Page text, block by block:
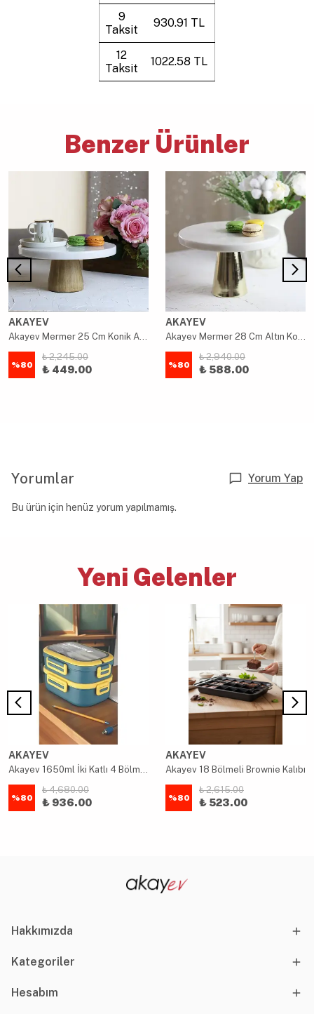
9
Taksit
930.91 TL
12
Taksit
1022.58 TL
Benzer Ürünler
AKAYEV
Akayev Mermer 25 Cm Konik Ahşap Ayaklı Beyaz Kalın Yuvarlak Sunum Tabağı
%80
₺ 2,245.00
₺ 449.00
AKAYEV
Akayev Mermer 28 Cm Altın Konik Ayak Beyaz Kalın Sunum Tabağı
%80
₺ 2,940.00
₺ 588.00
Yorumlar Yorum Yap
Bu ürün için henüz yorum yapılmamış.
Yeni Gelenler
AKAYEV
Akayev 1650ml İki Katlı 4 Bölmeli Çelik Yemek Kabı Mavi
%80
₺ 4,680.00
₺ 936.00
AKAYEV
Akayev 18 Bölmeli Brownie Kalıbı
%80
₺ 2,615.00
₺ 523.00
Hakkımızda
Kategoriler
Hesabım